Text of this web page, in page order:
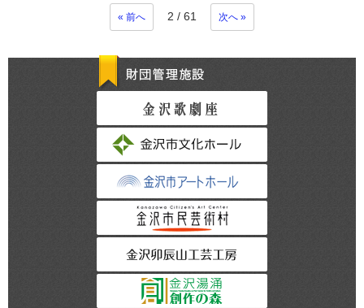
« 前へ 2 / 61 次へ »